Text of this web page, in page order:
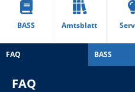
BASS Amtsblatt
FAQ BASS
FAQ